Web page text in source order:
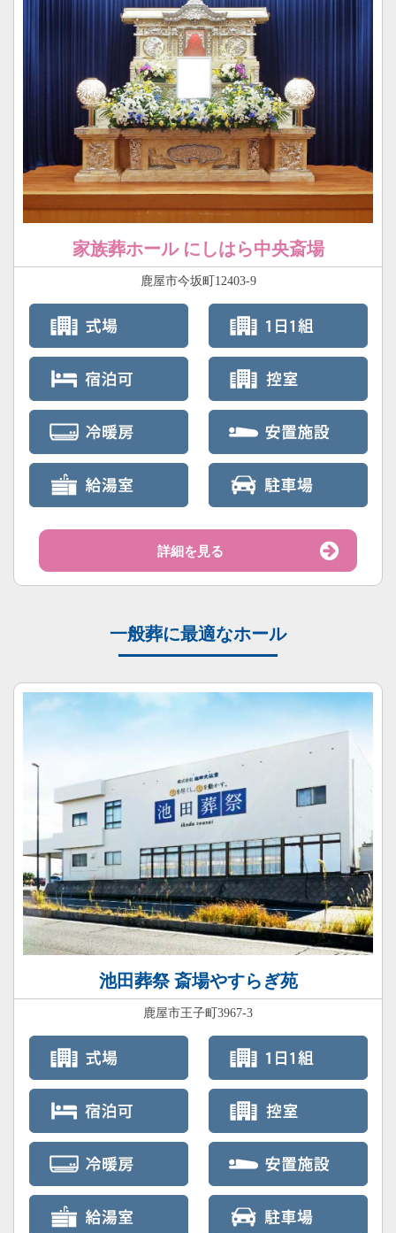
家族葬ホール にしはら中央斎場
鹿屋市今坂町12403-9
詳細を見る
一般葬に最適なホール
池田葬祭 斎場やすらぎ苑
鹿屋市王子町3967-3